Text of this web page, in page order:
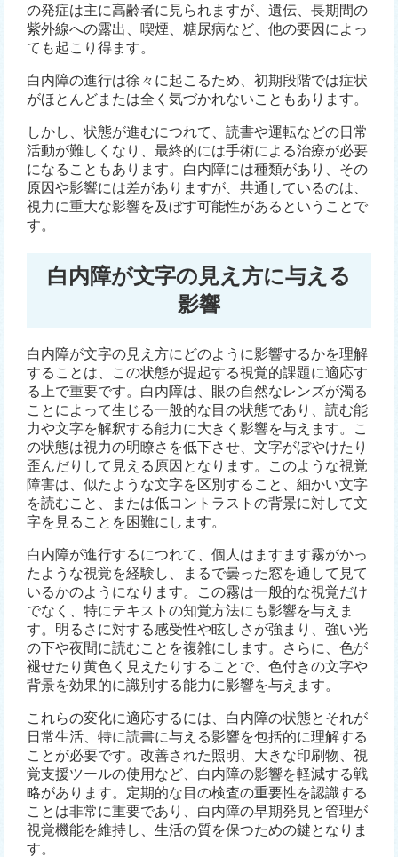
の発症は主に高齢者に見られますが、遺伝、長期間の
紫外線への露出、喫煙、糖尿病など、他の要因によっ
ても起こり得ます。
白内障の進行は徐々に起こるため、初期段階では症状
がほとんどまたは全く気づかれないこともあります。
しかし、状態が進むにつれて、読書や運転などの日常
活動が難しくなり、最終的には手術による治療が必要
になることもあります。白内障には種類があり、その
原因や影響には差がありますが、共通しているのは、
視力に重大な影響を及ぼす可能性があるということで
す。
白内障が文字の見え方に与える
影響
白内障が文字の見え方にどのように影響するかを理解
することは、この状態が提起する視覚的課題に適応す
る上で重要です。白内障は、眼の自然なレンズが濁る
ことによって生じる一般的な目の状態であり、読む能
力や文字を解釈する能力に大きく影響を与えます。こ
の状態は視力の明瞭さを低下させ、文字がぼやけたり
歪んだりして見える原因となります。このような視覚
障害は、似たような文字を区別すること、細かい文字
を読むこと、または低コントラストの背景に対して文
字を見ることを困難にします。
白内障が進行するにつれて、個人はますます霧がかっ
たような視覚を経験し、まるで曇った窓を通して見て
いるかのようになります。この霧は一般的な視覚だけ
でなく、特にテキストの知覚方法にも影響を与えま
す。明るさに対する感受性や眩しさが強まり、強い光
の下や夜間に読むことを複雑にします。さらに、色が
褪せたり黄色く見えたりすることで、色付きの文字や
背景を効果的に識別する能力に影響を与えます。
これらの変化に適応するには、白内障の状態とそれが
日常生活、特に読書に与える影響を包括的に理解する
ことが必要です。改善された照明、大きな印刷物、視
覚支援ツールの使用など、白内障の影響を軽減する戦
略があります。定期的な目の検査の重要性を認識する
ことは非常に重要であり、白内障の早期発見と管理が
視覚機能を維持し、生活の質を保つための鍵となりま
す。